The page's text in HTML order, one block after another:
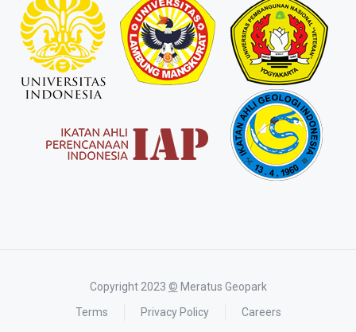
Copyright 2023 © Meratus Geopark
Terms
Privacy Policy Careers